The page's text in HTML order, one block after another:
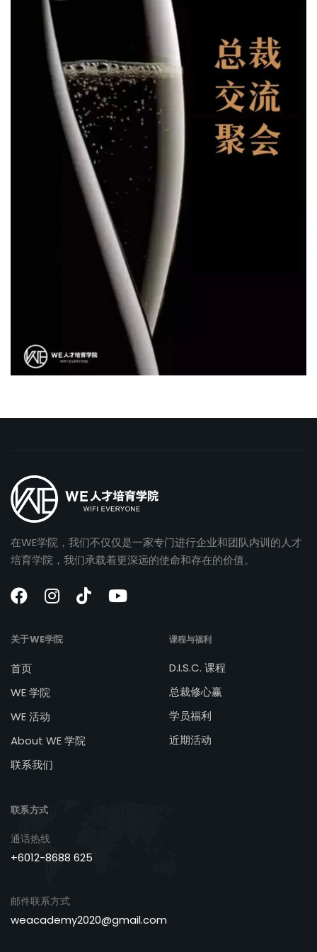
在WE学院，我们不仅仅是一家专门进行企业和团队内训的人才
培育学院，我们承载着更深远的使命和存在的价值。
关于WE学院
首页
WE 学院
WE 活动
About WE 学院
联系我们
课程与福利
D.I.S.C. 课程
总裁修心赢
学员福利
近期活动
联系方式
通话热线
+6012-8688 625
邮件联系方式
weacademy2020@gmail.com